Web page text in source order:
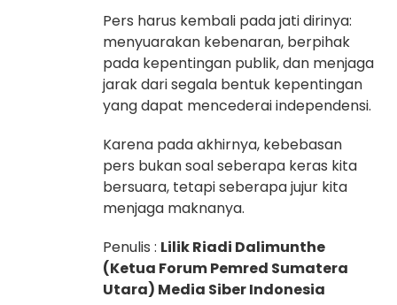
Pers harus kembali pada jati dirinya:
menyuarakan kebenaran, berpihak
pada kepentingan publik, dan menjaga
jarak dari segala bentuk kepentingan
yang dapat mencederai independensi.
Karena pada akhirnya, kebebasan
pers bukan soal seberapa keras kita
bersuara, tetapi seberapa jujur kita
menjaga maknanya.
Penulis : Lilik Riadi Dalimunthe
(Ketua Forum Pemred Sumatera
Utara) Media Siber Indonesia